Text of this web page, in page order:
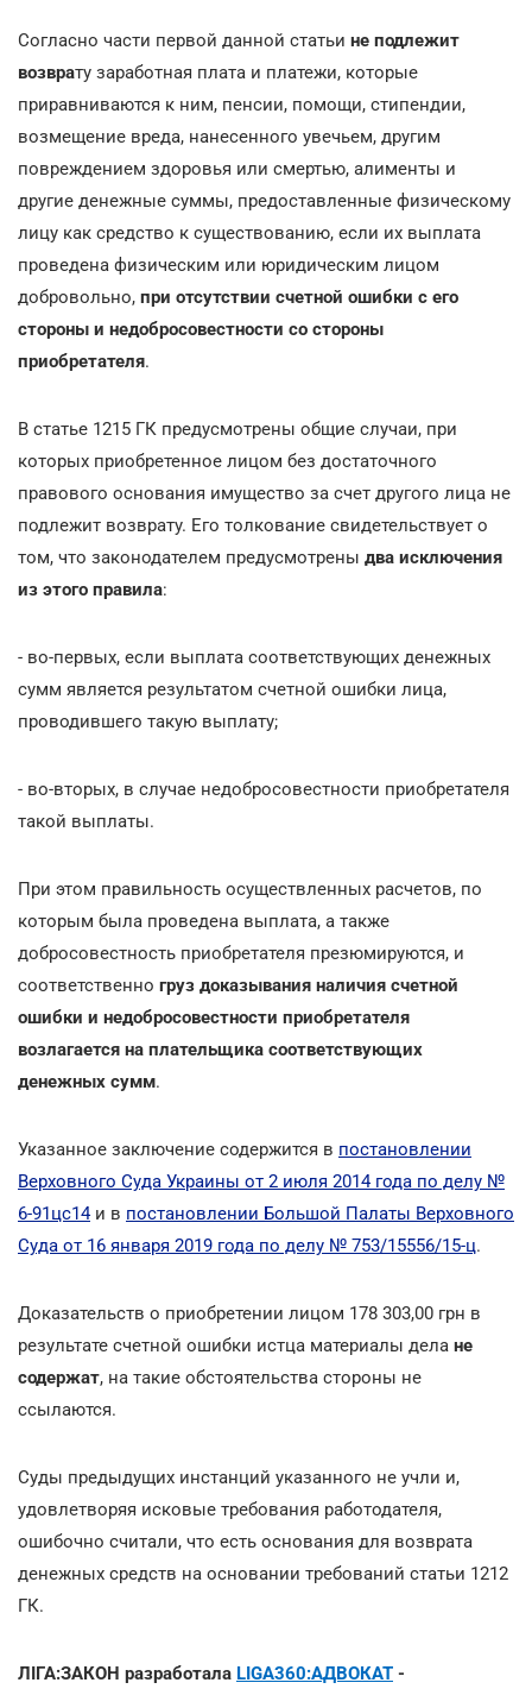
Согласно части первой данной статьи не подлежит
возврату заработная плата и платежи, которые
приравниваются к ним, пенсии, помощи, стипендии,
возмещение вреда, нанесенного увечьем, другим
повреждением здоровья или смертью, алименты и
другие денежные суммы, предоставленные физическому
лицу как средство к существованию, если их выплата
проведена физическим или юридическим лицом
добровольно, при отсутствии счетной ошибки с его
стороны и недобросовестности со стороны
приобретателя.
В статье 1215 ГК предусмотрены общие случаи, при
которых приобретенное лицом без достаточного
правового основания имущество за счет другого лица не
подлежит возврату. Его толкование свидетельствует о
том, что законодателем предусмотрены два исключения
из этого правила:
- во-первых, если выплата соответствующих денежных
сумм является результатом счетной ошибки лица,
проводившего такую выплату;
- во-вторых, в случае недобросовестности приобретателя
такой выплаты.
При этом правильность осуществленных расчетов, по
которым была проведена выплата, а также
добросовестность приобретателя презюмируются, и
соответственно груз доказывания наличия счетной
ошибки и недобросовестности приобретателя
возлагается на плательщика соответствующих
денежных сумм.
Указанное заключение содержится в постановлении
Верховного Суда Украины от 2 июля 2014 года по делу №
6-91цс14и в постановлении Большой Палаты Верховного
Суда от 16 января 2019 года по делу № 753/15556/15-ц.
Доказательств о приобретении лицом 178 303,00 грн в
результате счетной ошибки истца материалы дела не
содержат, на такие обстоятельства стороны не
ссылаются.
Суды предыдущих инстанций указанного не учли и,
удовлетворяя исковые требования работодателя,
ошибочно считали, что есть основания для возврата
денежных средств на основании требований статьи 1212
ГК.
ЛІГА:ЗАКОН разработала LIGA360:АДВОКАТ -